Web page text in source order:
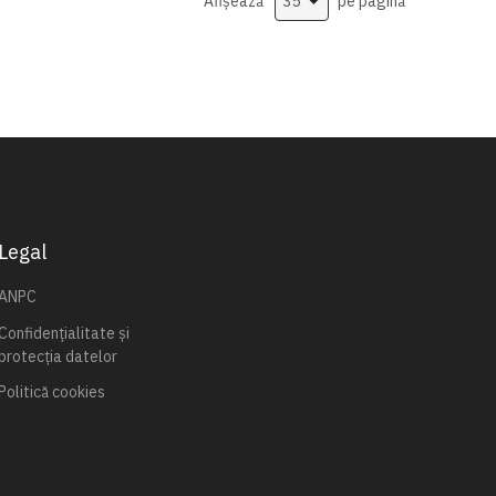
Legal
Confidențialitate și
protecția datelor
Politică cookies